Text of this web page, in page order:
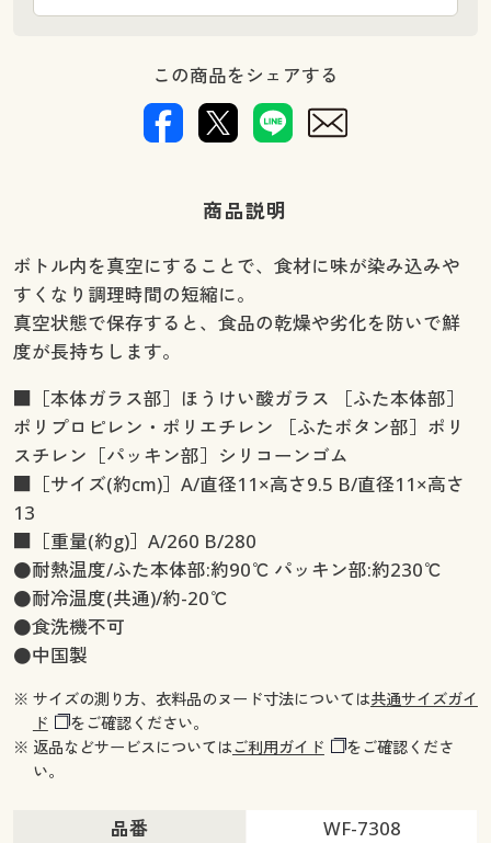
この商品をシェアする
商品説明
ボトル内を真空にすることで、食材に味が染み込みや
すくなり調理時間の短縮に。
真空状態で保存すると、食品の乾燥や劣化を防いで鮮
度が長持ちします。
■［本体ガラス部］ほうけい酸ガラス ［ふた本体部］
ポリプロピレン・ポリエチレン ［ふたボタン部］ポリ
スチレン［パッキン部］シリコーンゴム
■［サイズ(約cm)］A/直径11×高さ9.5 B/直径11×高さ
13
■［重量(約g)］A/260 B/280
●耐熱温度/ふた本体部:約90℃ パッキン部:約230℃
●耐冷温度(共通)/約-20℃
●食洗機不可
●中国製
※ サイズの測り方、衣料品のヌード寸法については共通サイズガイ
ド
をご確認ください。
※ 返品などサービスについてはご利用ガイド
をご確認くださ
い。
品番 WF-7308